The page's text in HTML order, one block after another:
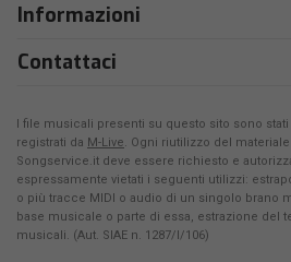
Informazioni
Contattaci
I file musicali presenti su questo sito sono
registrati da M-Live. Ogni riutilizzo del
Songservice.it deve essere richiesto e
espressamente vietati i seguenti utilizzi:
o più tracce MIDI o audio di un singolo brano
base musicale o parte di essa, estrazione del
musicali. (Aut. SIAE n. 1287/I/106)